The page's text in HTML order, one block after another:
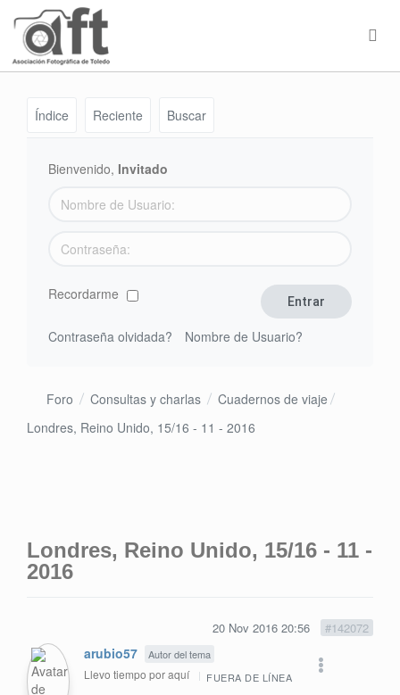
Índice Reciente Buscar
Bienvenido, Invitado
Recordarme
Contraseña olvidada? Nombre de Usuario?
Foro Consultas y charlas
Cuadernos de viaje
Londres, Reino Unido, 15/16 - 11 - 2016
Londres, Reino Unido, 15/16 - 11 -
2016
20 Nov 2016 20:56 #142072
arubio57 Autor del tema
Llevo tiempo por aquí FUERA DE LÍNEA